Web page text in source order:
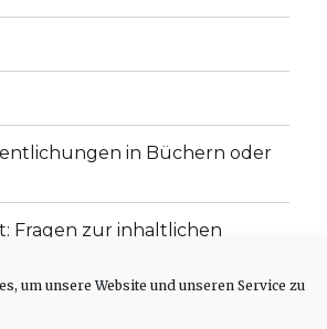
um unsere Website und unseren Service zu
in Büchern oder
Fragen zur inhaltlichen